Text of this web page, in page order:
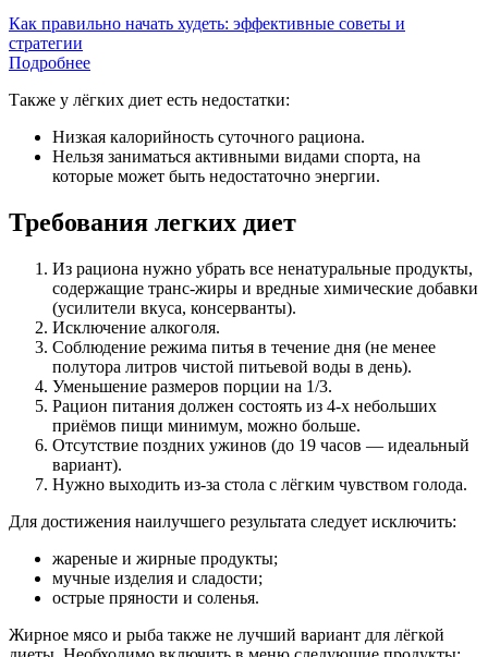
Как правильно начать худеть: эффективные советы и
стратегии
Подробнее
Также у лёгких диет есть недостатки:
Низкая калорийность суточного рациона.
Нельзя заниматься активными видами спорта, на
которые может быть недостаточно энергии.
Требования легких диет
Из рациона нужно убрать все ненатуральные продукты,
содержащие транс-жиры и вредные химические добавки
(усилители вкуса, консерванты).
Исключение алкоголя.
Соблюдение режима питья в течение дня (не менее
полутора литров чистой питьевой воды в день).
Уменьшение размеров порции на 1/3.
Рацион питания должен состоять из 4-х небольших
приёмов пищи минимум, можно больше.
Отсутствие поздних ужинов (до 19 часов — идеальный
вариант).
Нужно выходить из-за стола с лёгким чувством голода.
Для достижения наилучшего результата следует исключить:
жареные и жирные продукты;
мучные изделия и сладости;
острые пряности и соленья.
Жирное мясо и рыба также не лучший вариант для лёгкой